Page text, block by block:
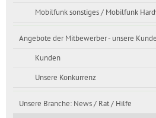
Mobilfunk sonstiges / Mobilfunk
Angebote der Mitbewerber - unsere
Kunden
Unsere Konkurrenz
Unsere Branche: News / Rat / Hilfe